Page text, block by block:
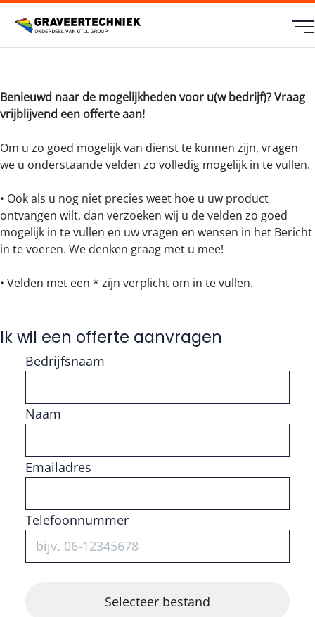
Benieuwd naar de mogelijkheden voor u(w bedrijf)? Vraag
vrijblijvend een offerte aan!
Om u zo goed mogelijk van dienst te kunnen zijn, vragen
we u onderstaande velden zo volledig mogelijk in te vullen.
• Ook als u nog niet precies weet hoe u uw product
ontvangen wilt, dan verzoeken wij u de velden zo goed
mogelijk in te vullen en uw vragen en wensen in het Bericht
in te voeren. We denken graag met u mee!
• Velden met een * zijn verplicht om in te vullen.
Ik wil een offerte aanvragen
Bedrijfsnaam
Naam
Vul getal in
Emailadres
Telefoonnummer